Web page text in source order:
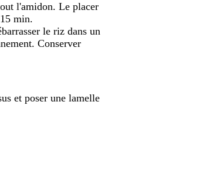
l'amidon. Le placer
min.
le riz dans un
Conserver
et poser une lamelle